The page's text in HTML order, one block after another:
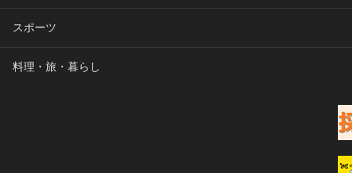
スポーツ
料理・旅・暮らし